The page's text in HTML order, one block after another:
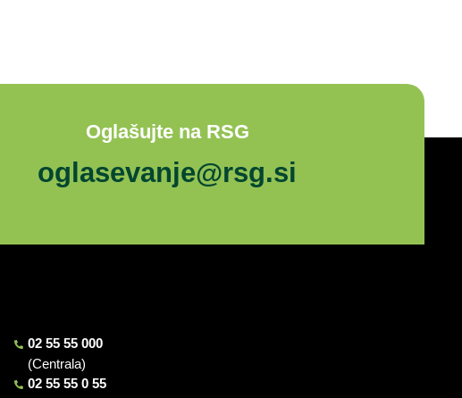
Oglašujte na RSG
oglasevanje@rsg.si
02 55 55 000
(Centrala)
02 55 55 0 55